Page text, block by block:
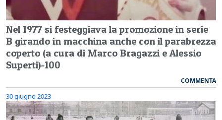
Nel 1977 si festeggiava la promozione in serie
B girando in macchina anche con il parabrezza
coperto (a cura di Marco Bragazzi e Alessio
Superti)-100
COMMENTA
30 giugno 2023